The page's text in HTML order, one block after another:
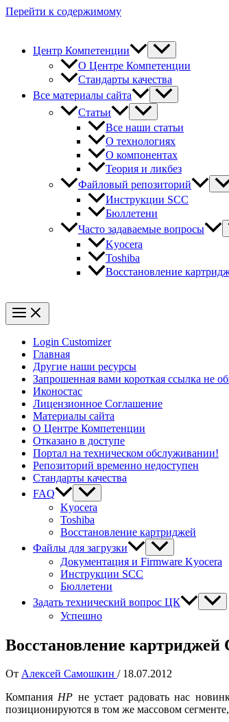
Перейти к содержимому
Центр Компетенции
О Центре Компетенции
Стандарты качества
Все материалы сайта
Статьи
Все наши статьи
О технологиях
О компонентах
Теория и ликбез
Файловый репозиторий
Инструкции SCC
Бюллетени
Часто задаваемые вопросы
Kyocera
Toshiba
Восстановление
Login Customizer
Главная
Другие наши ресурсы
Запрошенная вами короткая ссылка не
Иконостас
Лицензионное Соглашение
Материалы сайта
О Центре Компетенции
Отказано в доступе
Портал на техническом обслуживании!
Репозиторий временно недоступен
Стандарты качества
FAQ
Kyocera
Toshiba
Восстановление картриджей
Файлы для загрузки
Документация и Firmware Kyocera
Инструкции SCC
Бюллетени
Задать технический вопрос ЦК
Успешно
Восстановление
От Алексей Самошкин / 18.07.2012
КомпанияHP не устает радовать нас
позиционируются в том же массовом